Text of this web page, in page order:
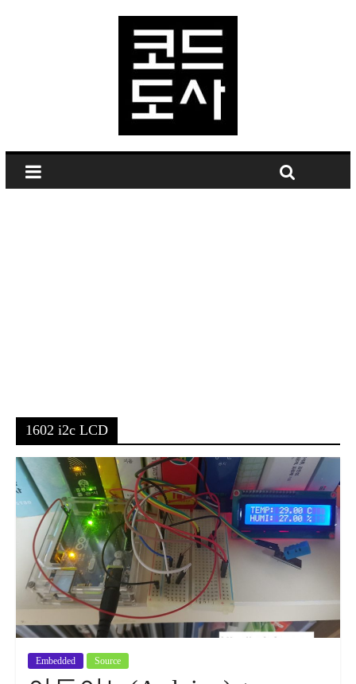
1602 i2c LCD
Embedded Source